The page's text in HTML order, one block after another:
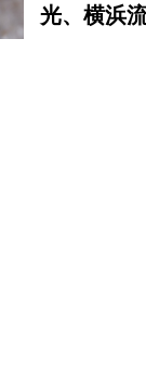
光、横浜